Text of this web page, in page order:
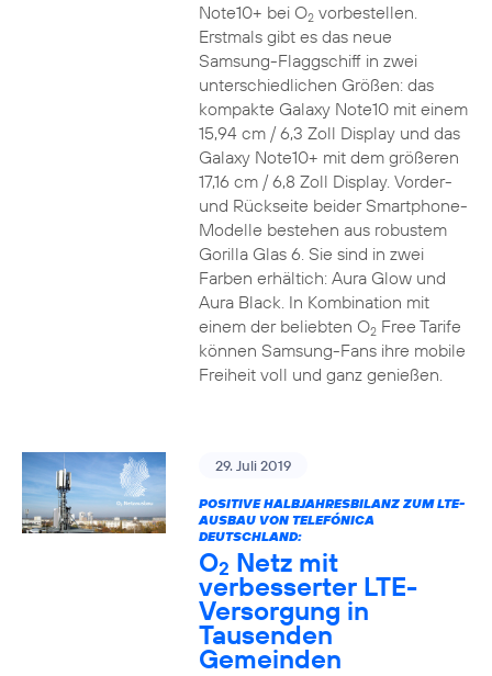
Note10+ bei O2vorbestellen.
Erstmals gibt es das neue
Samsung-Flaggschiff in zwei
unterschiedlichen Größen: das
kompakte Galaxy Note10 mit einem
15,94 cm / 6,3 Zoll Display und das
Galaxy Note10+ mit dem größeren
17,16 cm / 6,8 Zoll Display. Vorder-
und Rückseite beider Smartphone-
Modelle bestehen aus robustem
Gorilla Glas 6. Sie sind in zwei
Farben erhältich: Aura Glow und
Aura Black. In Kombination mit
einem der beliebten O2Free Tarife
können Samsung-Fans ihre mobile
Freiheit voll und ganz genießen.
29. Juli 2019
POSITIVE HALBJAHRESBILANZ ZUM LTE-
AUSBAU VON TELEFÓNICA
DEUTSCHLAND:
O2 Netz mit
verbesserter LTE-
Versorgung in
Tausenden
Gemeinden